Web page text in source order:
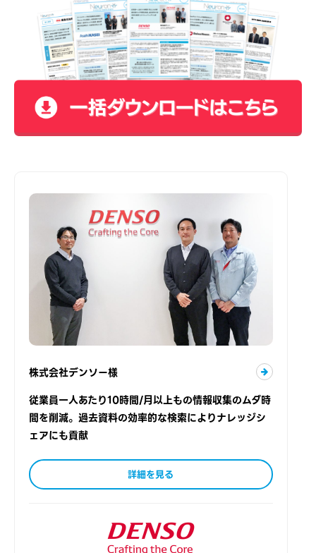
株式会社デンソー様
従業員一人あたり10時間/月以上もの情報収集のムダ時
間を削減。過去資料の効率的な検索によりナレッジシ
ェアにも貢献
詳細を見る